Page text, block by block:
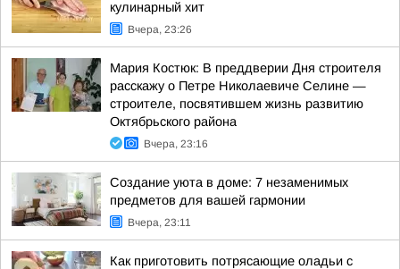
кулинарный хит
Вчера, 23:26
Мария Костюк: В преддверии Дня строителя
расскажу о Петре Николаевиче Селине —
строителе, посвятившем жизнь развитию
Октябрьского района
Вчера, 23:16
Создание уюта в доме: 7 незаменимых
предметов для вашей гармонии
Вчера, 23:11
Как приготовить потрясающие оладьи с